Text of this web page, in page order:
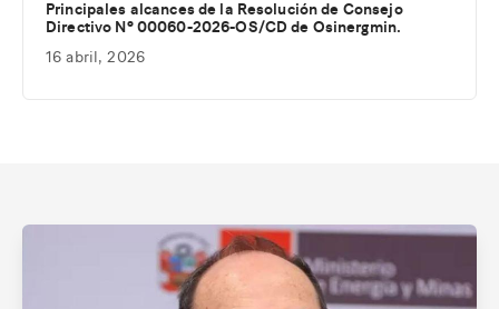
Principales alcances de la Resolución de Consejo
Directivo Nº 00060-2026-OS/CD de Osinergmin.
16 abril, 2026